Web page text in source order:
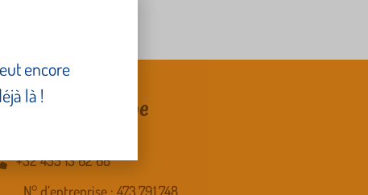
Inde
CZG – Belgique
+32 455 13 62 68
d’entreprise : 473.791.748
encore
là !